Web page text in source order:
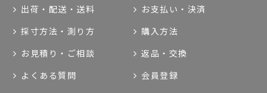
出荷・配送・送料 お支払い・決済
採寸方法・測り方 購入方法
お見積り・ご相談 返品・交換
よくある質問 会員登録